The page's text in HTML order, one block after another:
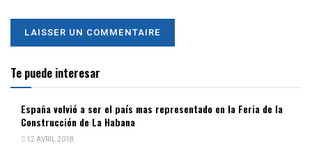
Te puede interesar
España volvió a ser el país mas representado en la Feria de la
Construcción de La Habana
12 AVRIL 2018